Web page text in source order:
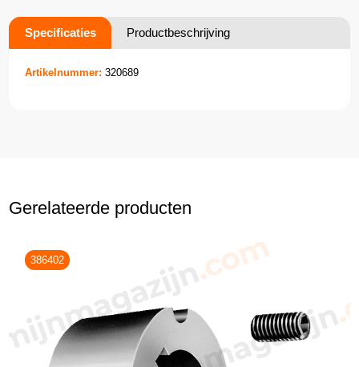
Specificaties Productbeschrijving
Artikelnummer: 320689
Gerelateerde producten
386402